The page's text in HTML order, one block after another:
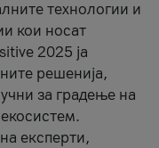
технологии и
кои носат
2025 ја
решенија,
за градење на
експерти,